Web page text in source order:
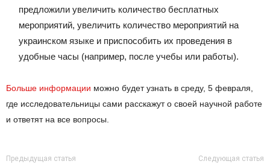
предложили увеличить количество бесплатных
мероприятий, увеличить количество мероприятий на
украинском языке и приспособить их проведения в
удобные часы (например, после учебы или работы).
Больше информации можно будет узнать в среду, 5 февраля,
где исследовательницы сами расскажут о своей научной работе
и ответят на все вопросы.
Предыдущая статья Следующая статья